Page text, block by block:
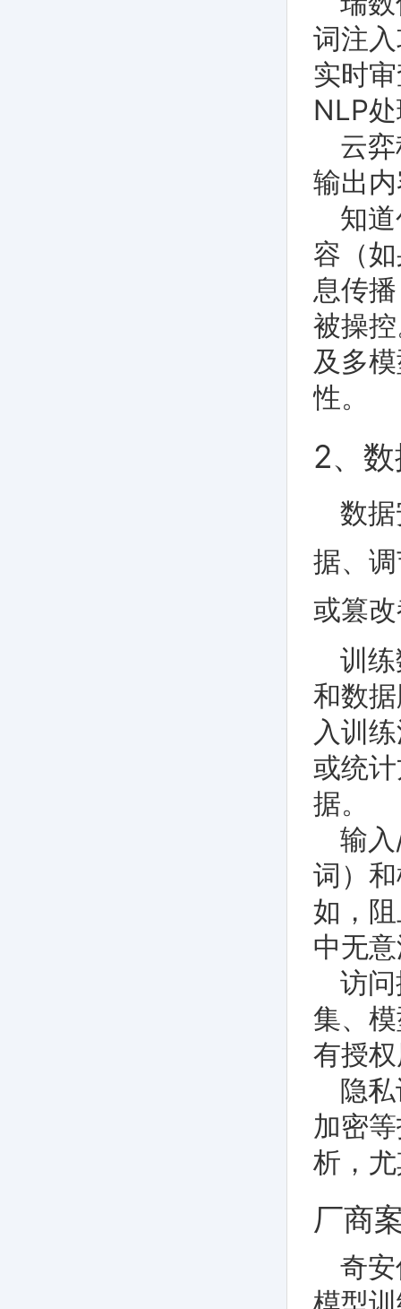
词注
实时
NLP
云
输出
知
容（
息传
被操
及多
性。
2、
数
据、
或篡
训
和数
入训
或统
据。
输
词）
如，
中无
访
集、
有授
隐
加密
析，
厂商
奇